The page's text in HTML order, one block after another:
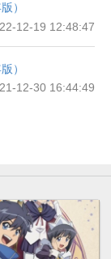
）
12-19 12:48:47
）
12-30 16:44:49